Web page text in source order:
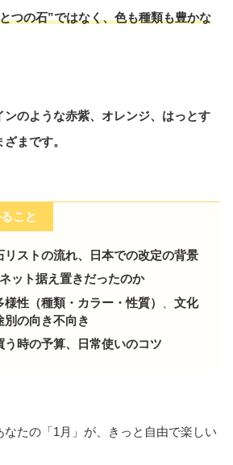
つの石”ではなく、色も種類も豊かな
のような赤紫、オレンジ、はっとす
まです。
こと
リストの流れ、日本での改定の背景
ット据え置きだったのか
様性（種類・カラー・性質）
文化
別の向き不向き
う時の予算、日常使いのコツ
たの「1月」が、きっと自由で楽しい